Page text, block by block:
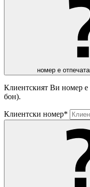
номер е
Клиентският Ви номер е
бон).
Клиентски номер*